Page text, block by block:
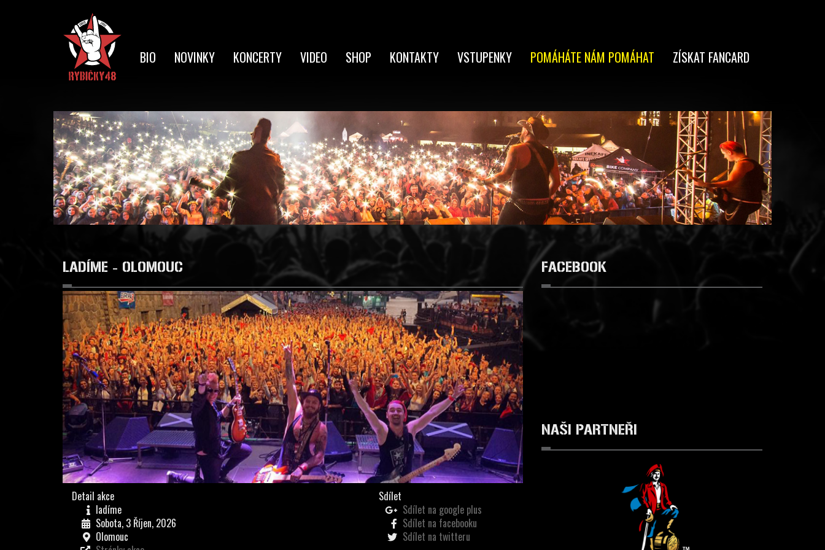
Přejít k hlavnímu obsahu
BIO NOVINKY KONCERTY VIDEO SHOP KONTAKTY VSTUPENKY POMÁHÁTE NÁM POMÁHAT ZÍSKAT FANCARD
LADÍME - OLOMOUC
Detail akce
ladíme
Sobota, 3 Říjen, 2026
Olomouc
Sdílet
Sdílet na google plus
Sdílet na facebooku
Sdílet na twitteru
FACEBOOK
NAŠI PARTNEŘI